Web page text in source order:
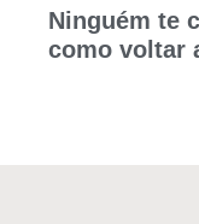
Ninguém te
como voltar